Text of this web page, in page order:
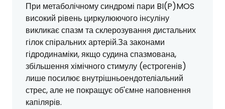
При метаболічному синдромі пари BI(P)MOS
високий рівень циркулюючого інсуліну
викликає спазм та склерозування дистальних
гілок спіральних артерій.За законами
гідродинаміки, якщо судина спазмована,
збільшення хімічного стимулу (естрогенів)
лише посилює внутрішньоендотеліальний
стрес, але не покращує об'ємне наповнення
капілярів.